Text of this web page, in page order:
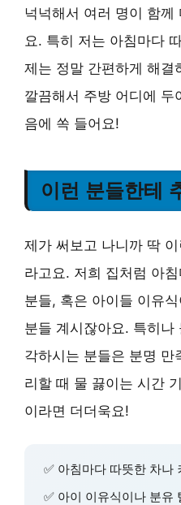
넉넉해서 여러 명이 함께
요. 특히 저는 아침마다
제는 정말 간편하게 해결
깔끔해서 주방 어디에
음에 쏙 들어요!
이런 분들한테
제가 써보고 나니까 딱
라고요. 저희 집처럼 아
분들, 혹은 아이들 이유
분들 계시잖아요. 특히나
각하시는 분들은 분명 만
리할 때 물 끓이는 시간
이라면 더더욱요!
✅ 아침마다 따뜻한 차나
✅ 아이 이유식이나 분유